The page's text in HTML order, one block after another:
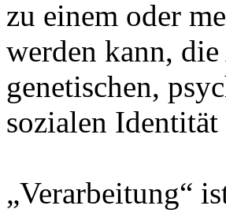
zu einem oder
werden kann,
genetischen,
sozialen
„Verarbeitung“